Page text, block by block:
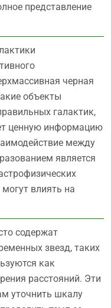
представление
черная
объекты
галактик,
ценную информацию
между
является
влиять на
содержат
звезд, таких
как
расстояний. Эти
уточнить шкалу